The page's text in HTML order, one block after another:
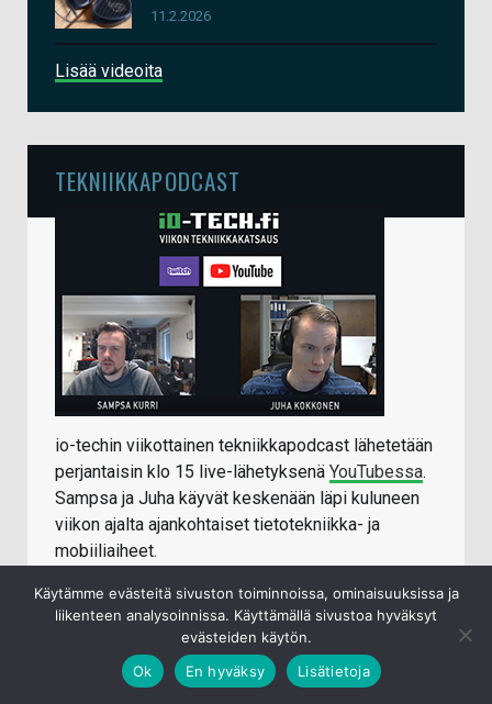
11.2.2026
Lisää videoita
TEKNIIKKAPODCAST
io-techin viikottainen tekniikkapodcast lähetetään
perjantaisin klo 15 live-lähetyksenä YouTubessa.
Sampsa ja Juha käyvät keskenään läpi kuluneen
viikon ajalta ajankohtaiset tietotekniikka- ja
mobiiliaiheet.
Jälkikäteen katseltavissa/kuunneltavissa:
Youtube
Spotify
Käytämme evästeitä sivuston toiminnoissa, ominaisuuksissa ja
liikenteen analysoinnissa. Käyttämällä sivustoa hyväksyt
evästeiden käytön.
Ok
En hyväksy Lisätietoja